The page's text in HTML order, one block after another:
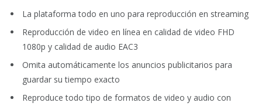
La plataforma todo en uno para reproducción en streaming
Reproducción de video en línea en calidad de video FHD
1080p y calidad de audio EAC3
Omita automáticamente los anuncios publicitarios para
guardar su tiempo exacto
Reproduce todo tipo de formatos de video y audio con